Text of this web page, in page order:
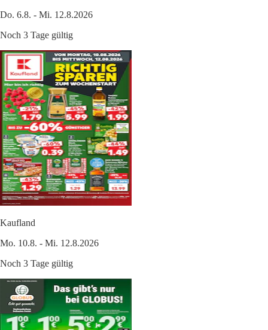
Do. 6.8. - Mi. 12.8.2026
Noch 3 Tage gültig
Kaufland
Mo. 10.8. - Mi. 12.8.2026
Noch 3 Tage gültig